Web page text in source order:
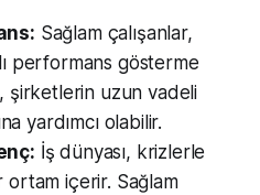
Sağlam çalışanlar,
performans gösterme
şirketlerin uzun vadeli
yardımcı olabilir.
İş dünyası, krizlerle
ortam içerir. Sağlam